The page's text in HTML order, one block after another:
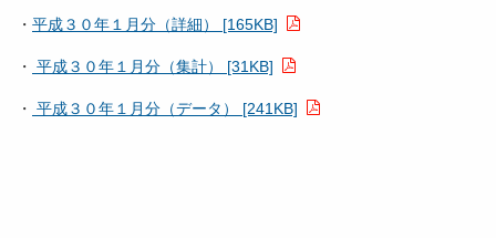
・ 平成３０年１月分（詳細） [165KB]
・ 平成３０年１月分（集計） [31KB]
・ 平成３０年１月分（データ） [241KB]